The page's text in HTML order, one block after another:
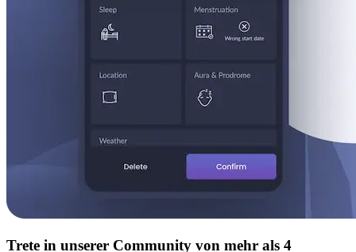
Trete in unserer Community von mehr als 4